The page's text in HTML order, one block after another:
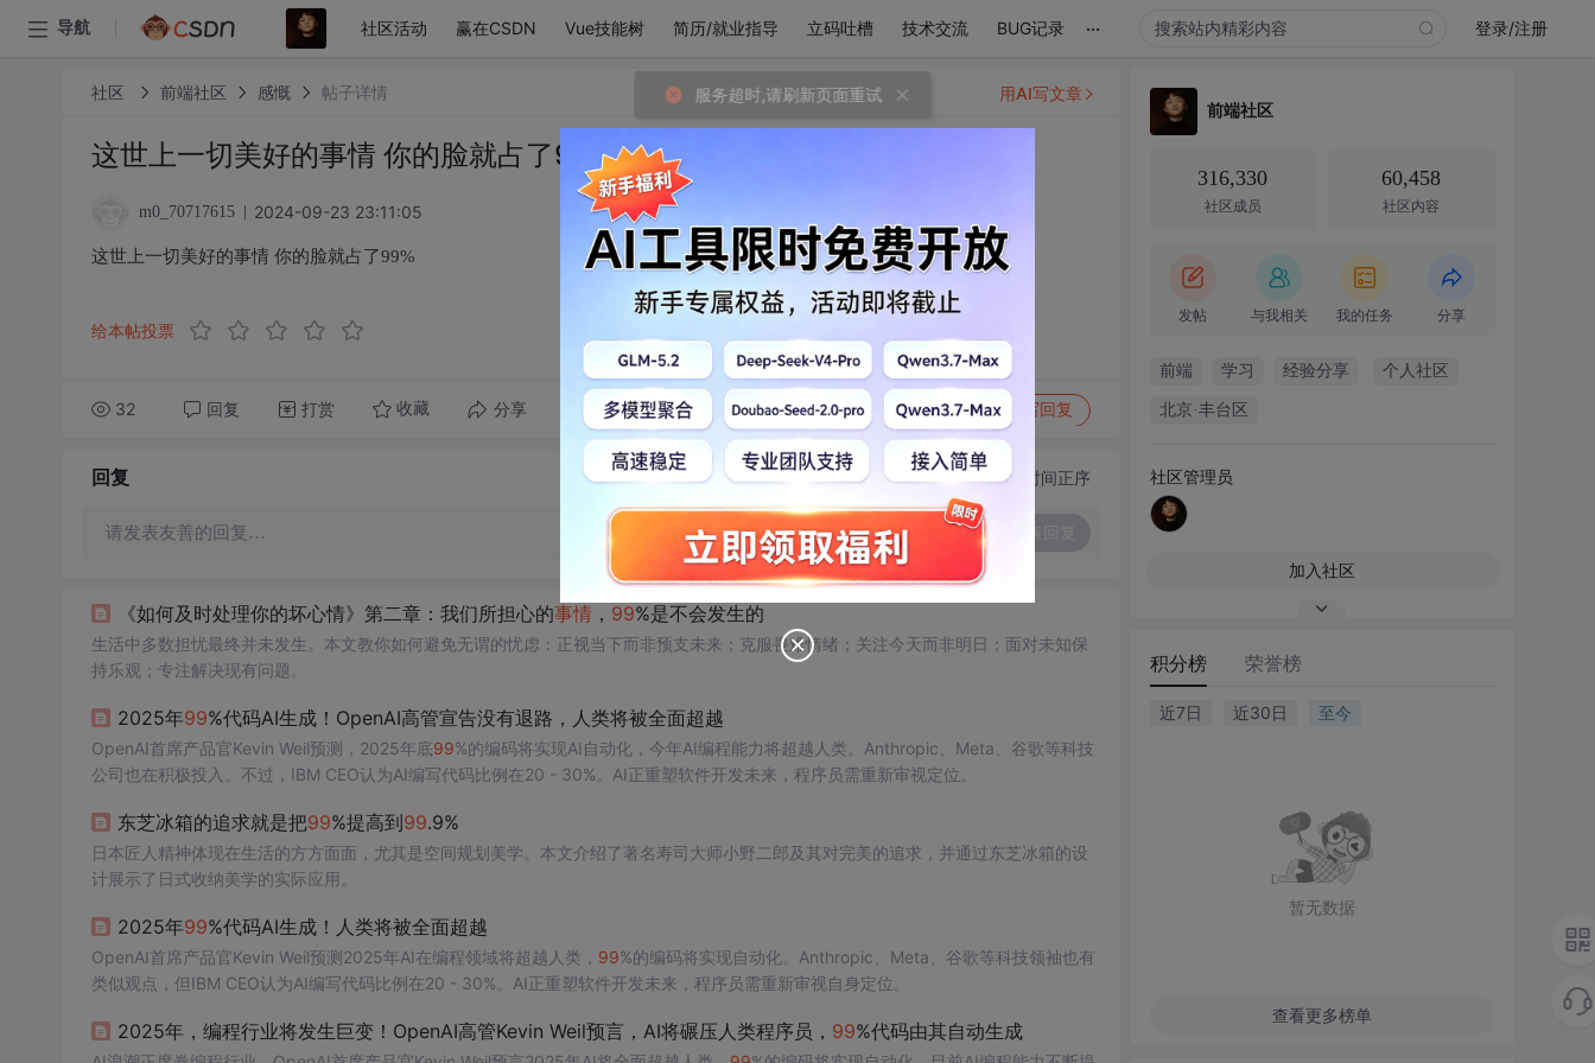
导航 社区活动 赢在CSDN Vue技能树 简历/就业指导 立码吐槽 技术交流 BUG记录 ... 登录/注册
社区 前端社区 感慨 帖子详情
这世上一切美好的事情 你的脸就占了99%
m0_70717615 2024-09-23 23:11:05
这世上一切美好的事情 你的脸就占了99%
给本帖投票
32 回复 打赏 收藏 分享 转发到动态 举报 写回复
用AI写文章
回复 切换为时间正序
请发表友善的回复…
《如何及时处理你的坏心情》第二章：我们所担心的事情 ， 99%是不会发生的
生活中多数担忧最终并未发生。本文教你如何避免无谓的忧虑：正视当下而非预支未来；克服畏难情绪；关注今天而非明日；面对未知保
持乐观；专注解决现有问题。
2025年99%代码AI生成！OpenAI高管宣告没有退路，人类将被全面超越
OpenAI首席产品官Kevin Weil预测，2025年底99%的编码将实现AI自动化，今年AI编程能力将超越人类。Anthropic、Meta、谷歌等科技
公司也在积极投入。不过，IBM CEO认为AI编写代码比例在20 - 30%。AI正重塑软件开发未来，程序员需重新审视定位。
东芝冰箱的追求就是把99%提高到99.9%
日本匠人精神体现在生活的方方面面，尤其是空间规划美学。本文介绍了著名寿司大师小野二郎及其对完美的追求，并通过东芝冰箱的设
计展示了日式收纳美学的实际应用。
2025年99%代码AI生成！人类将被全面超越
OpenAI首席产品官Kevin Weil预测2025年AI在编程领域将超越人类， 99%的编码将实现自动化。Anthropic、Meta、谷歌等科技领袖也有
类似观点，但IBM CEO认为AI编写代码比例在20 - 30%。AI正重塑软件开发未来，程序员需重新审视自身定位。
2025年，编程行业将发生巨变！OpenAI高管Kevin Weil预言，AI将碾压人类程序员， 99%代码由其自动生成
前端社区
316,330
社区成员
60,458
社区内容
发帖 与我相关 我的任务 分享
前端 学习 经验分享 个人社区
北京·丰台区
社区管理员
加入社区
积分榜 荣誉榜
近7日 近30日 至今
暂无数据
查看更多榜单